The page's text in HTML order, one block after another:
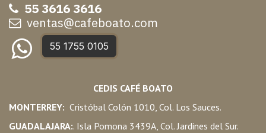
55 3616 3616
ventas@cafeboato.com
55 1755 0105
CEDIS CAFÉ BOATO
MONTERREY: Cristóbal Colón 1010, Col. Los Sauces.
GUADALAJARA:. Isla Pomona 3439A, Col. Jardines del Sur.